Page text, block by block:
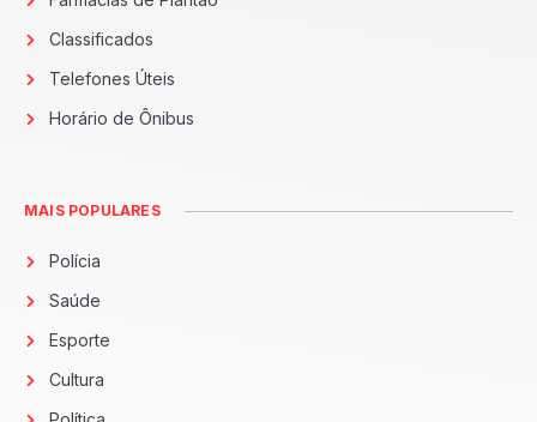
Classificados
Telefones Úteis
Horário de Ônibus
MAIS POPULARES
Polícia
Saúde
Esporte
Cultura